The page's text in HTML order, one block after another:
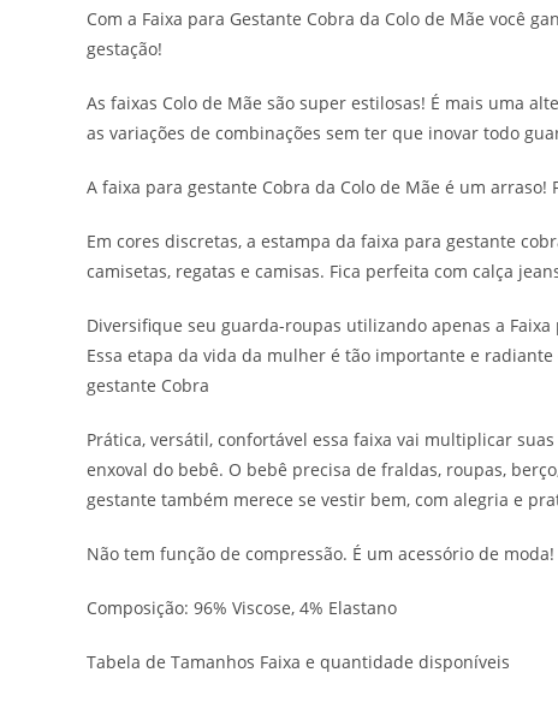
Com a Faixa para Gestante Cobra da Colo de Mãe você
gestação!
As faixas Colo de Mãe são super estilosas! É mais uma
as variações de combinações sem ter que inovar todo
A faixa para gestante Cobra da Colo de Mãe é um
Em cores discretas, a estampa da faixa para gestante
camisetas, regatas e camisas. Fica perfeita com calça
Diversifique seu guarda-roupas utilizando apenas a
Essa etapa da vida da mulher é tão importante e
gestante Cobra
Prática, versátil, confortável essa faixa vai multiplicar
enxoval do bebê. O bebê precisa de fraldas, roupas,
gestante também merece se vestir bem, com alegria e
Não tem função de compressão. É um acessório de moda!
Composição: 96% Viscose, 4% Elastano
Tabela de Tamanhos Faixa e quantidade disponíveis